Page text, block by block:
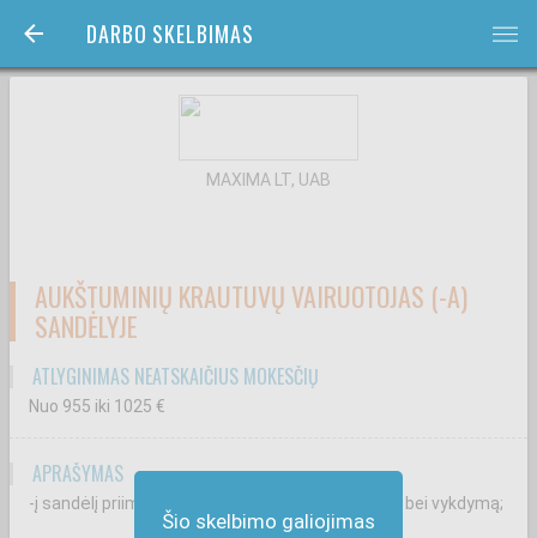
DARBO SKELBIMAS bars
Šio skelbimo galiojimas
MAXIMA LT, UAB
AUKŠTUMINIŲ KRAUTUVŲ VAIRUOTOJAS (-A)
SANDĖLYJE
ATLYGINIMAS NEATSKAIČIUS MOKESČIŲ
Nuo 955 iki 1025 €
APRAŠYMAS
-į sandėlį priimtų prekių sandėliavimą jų kontrolę, bei vykdymą;